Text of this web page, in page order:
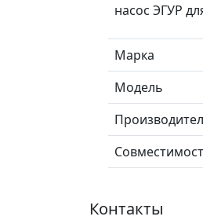
насос ЭГУР
Марка
Модель
Контакты